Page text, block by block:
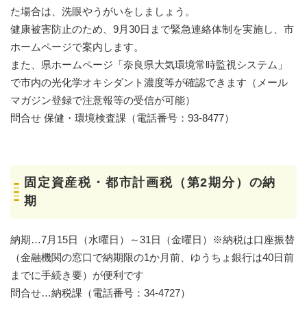
た場合は、洗眼やうがいをしましょう。
健康被害防止のため、9月30日まで緊急連絡体制を実施し、市
ホームページで案内します。
また、県ホームページ「奈良県大気環境常時監視システム」
で市内の光化学オキシダント濃度等が確認できます（メール
マガジン登録で注意報等の受信が可能）
問合せ 保健・環境検査課（電話番号：93-8477）
固定資産税・都市計画税（第2期分）の納
期
納期…7月15日（水曜日）～31日（金曜日）※納税は口座振替
（金融機関の窓口で納期限の1か月前、ゆうちょ銀行は40日前
までに手続き要）が便利です
問合せ…納税課（電話番号：34-4727）